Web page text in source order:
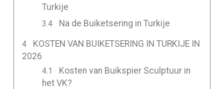
Turkije
Na de Buiketsering in Turkije
KOSTEN VAN BUIKETSERING IN TURKIJE IN
2026
Kosten van Buikspier Sculptuur in
het VK?